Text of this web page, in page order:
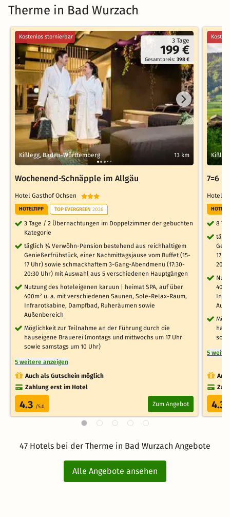
Therme in Bad Wurzach
3 Tage
199 €
Gesamtpreis:398 €
Kostenlos stornierbar
Kißlegg, Baden-Württemberg 13 km
Wochenend-Schnäpple im Allgäu
Hotel Gasthof Ochsen
HOTELTIPP TOP EVERGREEN 2026
3 Tage / 2 Übernachtungen im Doppelzimmer der gebuchten
Kategorie
täglich ¾ Verwöhn-Pension bestehend aus reichhaltigem
Genießerfrühstück, einer Nachmittagsjause vom Buffet (15-
17 Uhr) sowie schmackhaftem 3-Gang-Abendmenü (17:30-
20:30 Uhr) mit Auswahl aus 5 verschiedenen Hauptgängen
Nutzung des hoteleigenen karuun | heimat SPA, auf über
400m² u. a. mit verschiedenen Saunen, Sole-Relax-Raum,
Infrarotkabine, Dampfbad, Ruheräumen sowie
Außenbereich
Möglichkeit zur Teilnahme an der Führung durch die
hauseigene Brauerei (montags und mittwochs um 17 Uhr
sowie samstags um 10 Uhr)
5 weitere anzeigen
Auch als Gutschein möglich
Zahlung erst im Hotel
4.3 /5.0 Zum Angebot
7=6
Hotel
8
17
5
4.3
47 Hotels bei der Therme in Bad Wurzach Angebote
Alle Angebote ansehen